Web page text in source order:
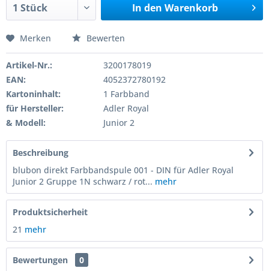
In den Warenkorb
Merken Bewerten
Artikel-Nr.:
3200178019
EAN:
4052372780192
Kartoninhalt:
1 Farbband
für Hersteller:
Adler Royal
& Modell:
Junior 2
Beschreibung
blubon direkt Farbbandspule 001 - DIN für Adler Royal
Junior 2 Gruppe 1N schwarz / rot... mehr
Produktsicherheit
21 mehr
Bewertungen
0